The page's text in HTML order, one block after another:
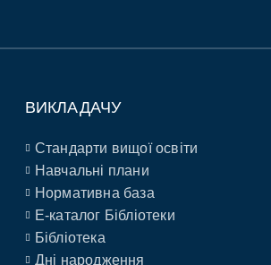
ВИКЛАДАЧУ
Стандарти вищої освіти
Навчальні плани
Нормативна база
E-каталог Бібліотеки
Бібліотека
Дні народження